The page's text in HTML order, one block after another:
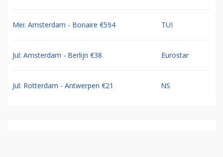
Mei: Amsterdam - Bonaire €594 TUI
Jul: Amsterdam - Berlijn €38 Eurostar
Jul: Rotterdam - Antwerpen €21 NS